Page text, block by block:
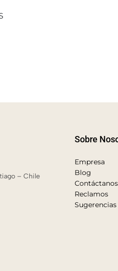
– Chile
Sobre
Empresa
Blog
Contáctanos
Reclamos
Sugerencias